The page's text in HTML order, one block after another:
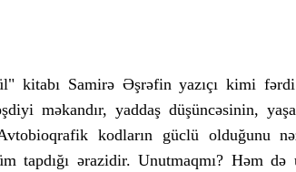
kitabı Samirə Əşrəfin yazıçı kimi
məkandır, yaddaş düşüncəsinin,
Avtobioqrafik kodların güclü olduğunu
tapdığı ərazidir. Unutmaqmı? Həm